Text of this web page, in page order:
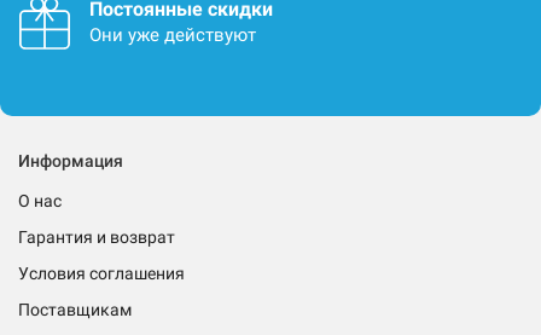
Постоянные скидки
Они уже действуют
Информация
О нас
Гарантия и возврат
Условия соглашения
Поставщикам